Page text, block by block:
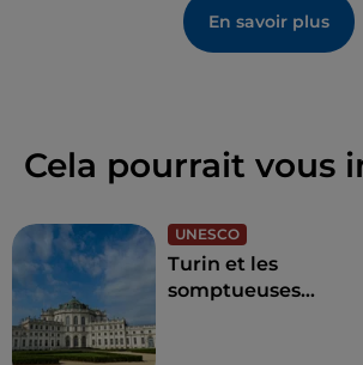
En savoir plus
Cela pourrait vous
UNESCO
Turin et les
somptueuses